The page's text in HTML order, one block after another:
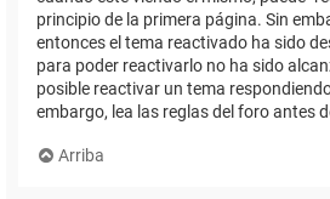
principio de la primera página. Sin
entonces el tema reactivado ha sido
para poder reactivarlo no ha sido
posible reactivar un tema
embargo, lea las reglas del foro antes
Arriba